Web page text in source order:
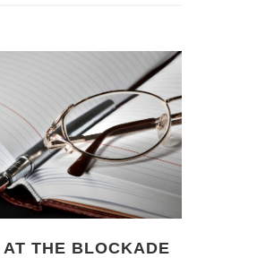
THE BLOCKADE